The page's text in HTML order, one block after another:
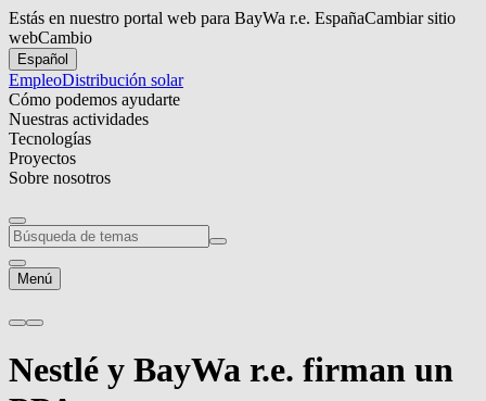
Estás en nuestro portal web para BayWa r.e. EspañaCambiar sitio
webCambio
Español
EmpleoDistribución solar
Cómo podemos ayudarte
Nuestras actividades
Tecnologías
Proyectos
Sobre nosotros
Menú
Nestlé y BayWa r.e. firman un